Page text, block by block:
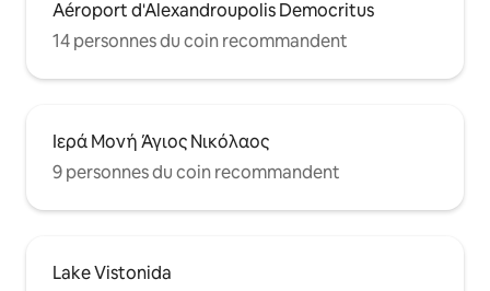
Aéroport d'Alexandroupolis Democritus
14 personnes du coin recommandent
Ιερά Μονή Άγιος Νικόλαος
9 personnes du coin recommandent
Lake Vistonida